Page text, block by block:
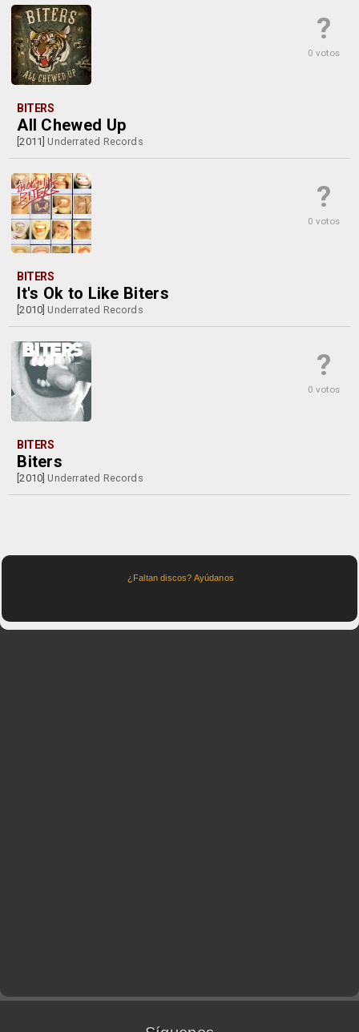
?
0 votos
BITERS
All Chewed Up
[2011] Underrated Records
?
0 votos
BITERS
It's Ok to Like Biters
[2010] Underrated Records
?
0 votos
BITERS
Biters
[2010] Underrated Records
¿Faltan discos? Ayúdanos